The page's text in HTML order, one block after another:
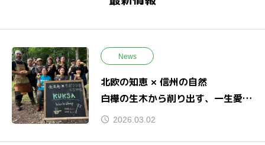
News
北欧の知恵 × 信州の自然
白樺の生木から削り出す、一生愛せ
るククサ作り。
2026.03.02